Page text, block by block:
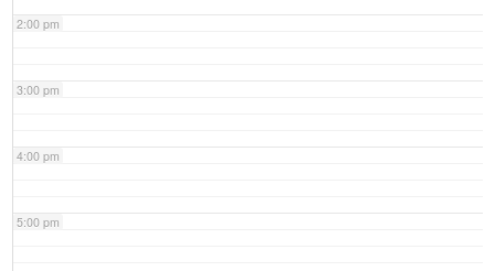
2:00 pm
3:00 pm
4:00 pm
5:00 pm